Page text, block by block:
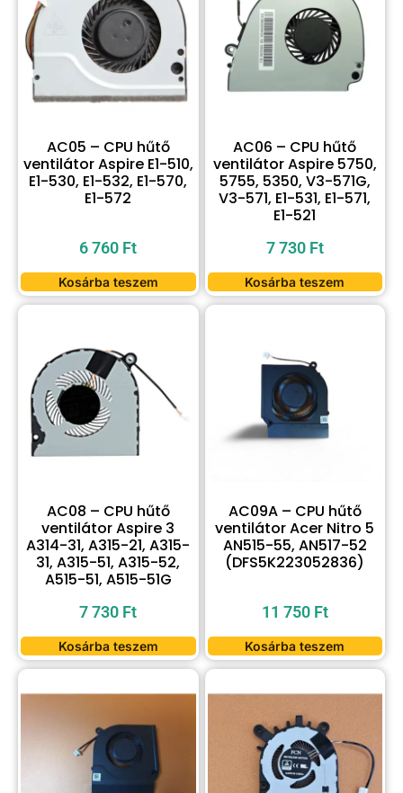
AC05 – CPU hűtő
ventilátor Aspire E1-510,
E1-530, E1-532, E1-570,
E1-572
6 760 Ft
Kosárba teszem
AC06 – CPU hűtő
ventilátor Aspire 5750,
5755, 5350, V3-571G,
V3-571, E1-531, E1-571,
E1-521
7 730 Ft
Kosárba teszem
AC08 – CPU hűtő
ventilátor Aspire 3
A314-31, A315-21, A315-
31, A315-51, A315-52,
A515-51, A515-51G
7 730 Ft
Kosárba teszem
AC09A – CPU hűtő
ventilátor Acer Nitro 5
AN515-55, AN517-52
(DFS5K223052836)
11 750 Ft
Kosárba teszem